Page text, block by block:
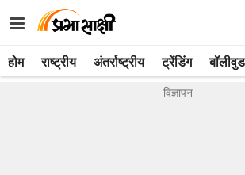
होम राष्ट्रीय अंतर्राष्ट्रीय ट्रेंडिंग बॉलीवुड